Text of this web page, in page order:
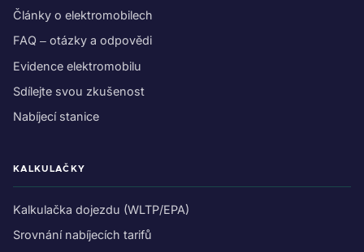
Články o elektromobilech
FAQ – otázky a odpovědi
Evidence elektromobilu
Sdílejte svou zkušenost
Nabíjecí stanice
KALKULAČKY
Kalkulačka dojezdu (WLTP/EPA)
Srovnání nabíjecích tarifů